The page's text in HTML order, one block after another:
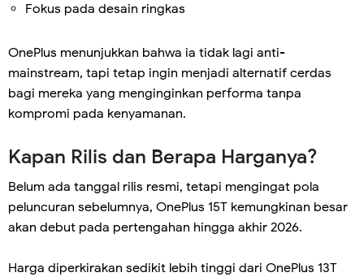
Fokus pada desain ringkas
OnePlus menunjukkan bahwa ia tidak lagi anti-
mainstream, tapi tetap ingin menjadi alternatif cerdas
bagi mereka yang menginginkan performa tanpa
kompromi pada kenyamanan.
Kapan Rilis dan Berapa Harganya?
Belum ada tanggal rilis resmi, tetapi mengingat pola
peluncuran sebelumnya, OnePlus 15T kemungkinan besar
akan debut pada pertengahan hingga akhir 2026.
Harga diperkirakan sedikit lebih tinggi dari OnePlus 13T